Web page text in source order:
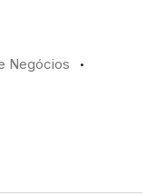
Negócios